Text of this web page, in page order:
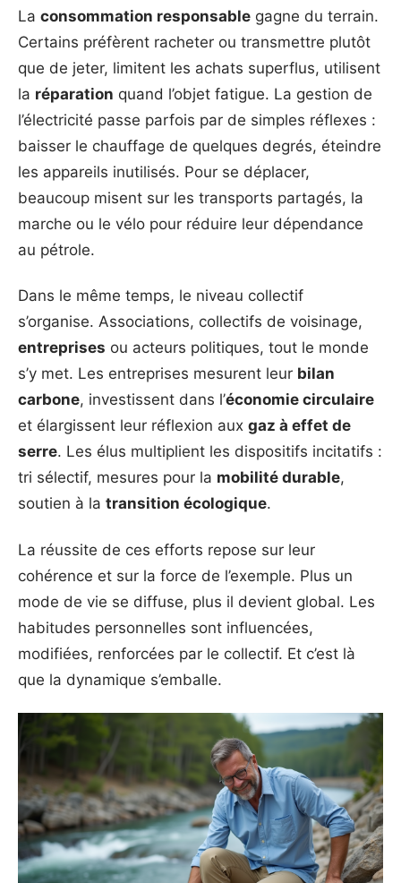
La consommation responsable gagne du terrain.
Certains préfèrent racheter ou transmettre plutôt
que de jeter, limitent les achats superflus, utilisent
la réparation quand l’objet fatigue. La gestion de
l’électricité passe parfois par de simples réflexes :
baisser le chauffage de quelques degrés, éteindre
les appareils inutilisés. Pour se déplacer,
beaucoup misent sur les transports partagés, la
marche ou le vélo pour réduire leur dépendance
au pétrole.
Dans le même temps, le niveau collectif
s’organise. Associations, collectifs de voisinage,
entreprises ou acteurs politiques, tout le monde
s’y met. Les entreprises mesurent leur bilan
carbone, investissent dans l’économie circulaire
et élargissent leur réflexion aux gaz à effet de
serre. Les élus multiplient les dispositifs incitatifs :
tri sélectif, mesures pour la mobilité durable,
soutien à la transition écologique.
La réussite de ces efforts repose sur leur
cohérence et sur la force de l’exemple. Plus un
mode de vie se diffuse, plus il devient global. Les
habitudes personnelles sont influencées,
modifiées, renforcées par le collectif. Et c’est là
que la dynamique s’emballe.